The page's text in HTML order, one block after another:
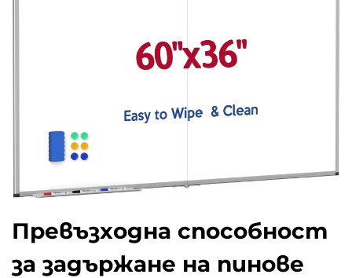
Превъзходна способност
за задържане на пинове